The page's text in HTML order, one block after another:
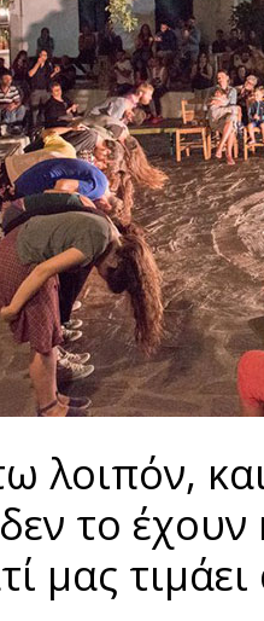
λοιπόν,
το
μας